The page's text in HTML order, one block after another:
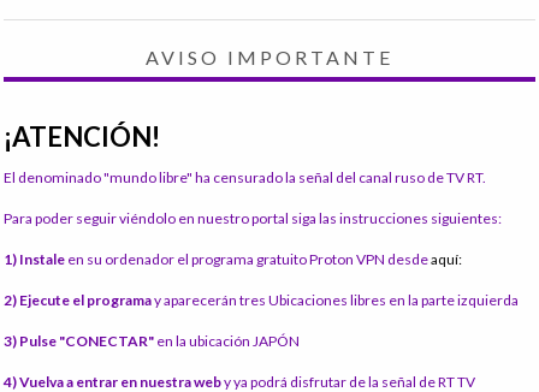
AVISO IMPORTANTE
¡ATENCIÓN!
El denominado "mundo libre" ha censurado la señal del canal ruso de TV RT.
Para poder seguir viéndolo en nuestro portal siga las instrucciones siguientes:
1) Instale en su ordenador el programa gratuito Proton VPN desdeaquí:
2) Ejecute el programay aparecerán tres Ubicaciones libres en la parte izquierda
3) Pulse "CONECTAR" en la ubicación JAPÓN
4) Vuelva a entrar en nuestra weby ya podrá disfrutar de la señal de RT TV